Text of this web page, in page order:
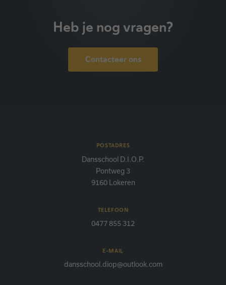
Heb je nog vragen?
Contacteer ons
POSTADRES
Dansschool D.I.O.P.
Pontweg 3
9160 Lokeren
TELEFOON
0477 855 312
E-MAIL
dansschool.diop@outlook.com